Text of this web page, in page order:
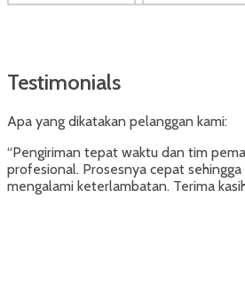
Testimonials
Apa yang dikatakan pelanggan kami:
“Pengiriman tepat waktu dan tim
profesional. Prosesnya cepat
mengalami keterlambatan. Terima